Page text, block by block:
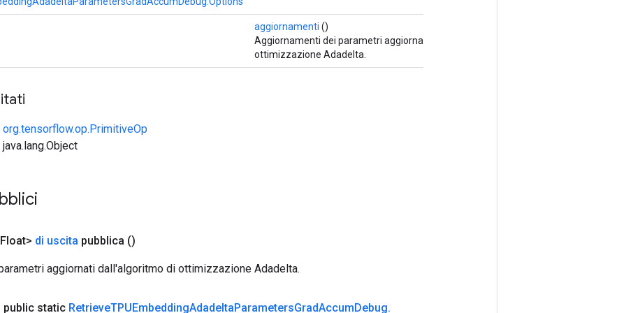
aggiornamenti ()
Aggiornamenti dei parametri aggiornati dall'algoritmo di
ottimizzazione Adadelta.
org.tensorflow.op.PrimitiveOp
di uscita pubblica ()
aggiornati dall'algoritmo di ottimizzazione Adadelta.
public static RetrieveTPUEmbeddingAdadeltaParametersGradAccumDebug.